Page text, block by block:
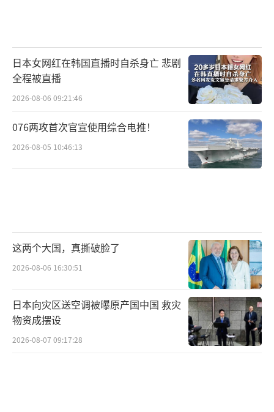
日本女网红在韩国直播时自杀身亡 悲剧
全程被直播
2026-08-06 09:21:46
076两攻首次官宣使用综合电推！
2026-08-05 10:46:13
这两个大国，真撕破脸了
2026-08-06 16:30:51
日本向灾区送空调被曝原产国中国 救灾
物资成摆设
2026-08-07 09:17:28